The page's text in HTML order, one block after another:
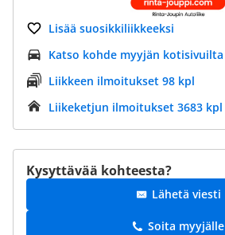
Lisää suosikkiliikkeeksi
Katso kohde myyjän kotisivuilta
Liikkeen ilmoitukset 98 kpl
Liikeketjun ilmoitukset 3683 kpl
Kysyttävää kohteesta?
Lähetä viesti
Soita myyjälle